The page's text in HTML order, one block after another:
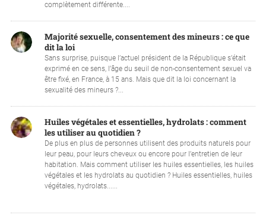
complètement différente....
Majorité sexuelle, consentement des mineurs : ce que
dit la loi
Sans surprise, puisque l’actuel président de la République s’était
exprimé en ce sens, l’âge du seuil de non-consentement sexuel va
être fixé, en France, à 15 ans. Mais que dit la loi concernant la
sexualité des mineurs ?...
Huiles végétales et essentielles, hydrolats : comment
les utiliser au quotidien ?
De plus en plus de personnes utilisent des produits naturels pour
leur peau, pour leurs cheveux ou encore pour l’entretien de leur
habitation. Mais comment utiliser les huiles essentielles, les huiles
végétales et les hydrolats au quotidien ? Huiles essentielles, huiles
végétales, hydrolats......